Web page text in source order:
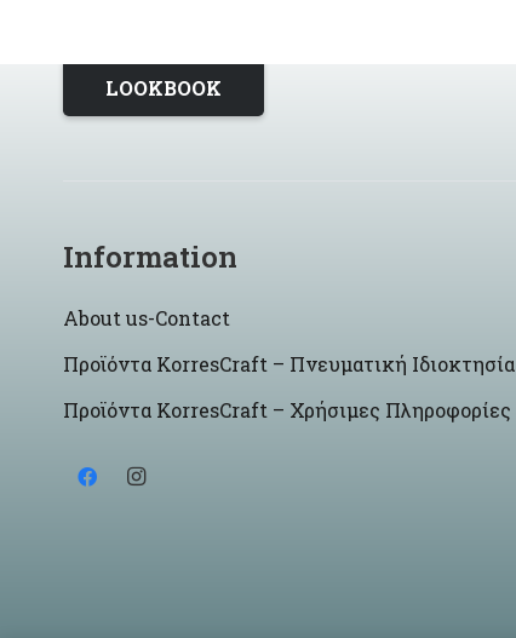
LOOKBOOK
Information
About us-Contact
Προϊόντα KorresCraft – Πνευματική Ιδιοκτησία
Προϊόντα KorresCraft – Χρήσιμες Πληροφορίες